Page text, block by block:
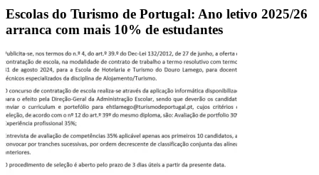
Escolas do Turismo de Portugal: Ano letivo 2025/26
arranca com mais 10% de estudantes